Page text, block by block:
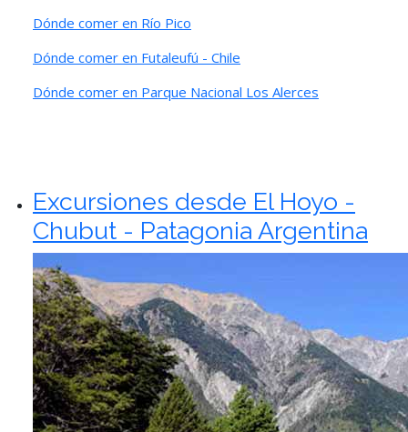
Dónde comer en Río Pico
Dónde comer en Futaleufú - Chile
Dónde comer en Parque Nacional Los Alerces
Excursiones desde El Hoyo -
Chubut - Patagonia Argentina